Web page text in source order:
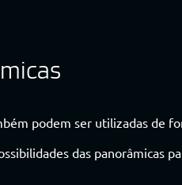
podem ser utilizadas de
das panorâmicas